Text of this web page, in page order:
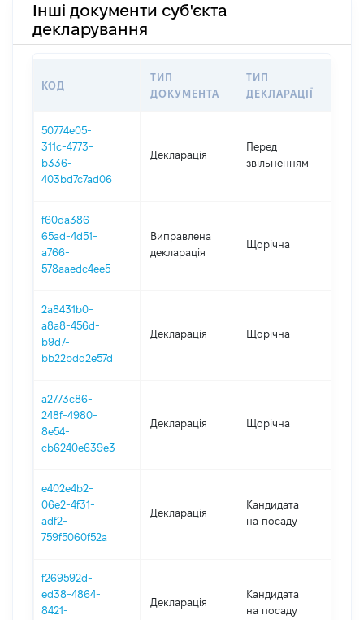
Інші документи суб'єкта
декларування
КОД
ТИП
ДОКУМЕНТА
ТИП
ДЕКЛАРАЦІЇ
50774e05-
311c-4773-
b336-
403bd7c7ad06
Декларація
Перед
звільненням
f60da386-
65ad-4d51-
a766-
578aaedc4ee5
Виправлена
декларація
Щорічна
2a8431b0-
a8a8-456d-
b9d7-
bb22bdd2e57d
Декларація Щорічна
a2773c86-
248f-4980-
8e54-
cb6240e639e3
Декларація Щорічна
e402e4b2-
06e2-4f31-
adf2-
759f5060f52a
Декларація
Кандидата
на посаду
f269592d-
ed38-4864-
8421-
Декларація
Кандидата
на посаду